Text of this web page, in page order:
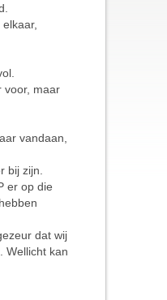
voor, maar
vandaan,
bij zijn.
er op die
dat wij
Wellicht kan